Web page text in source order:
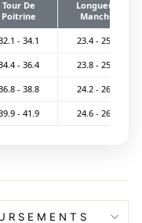
Tour De
Poitrine
Longueur
Manche
- 34.1 23.4 - 25.4
- 36.4 23.8 - 25.8
- 38.8 24.2 - 26.2
- 41.9 24.6 - 26.6